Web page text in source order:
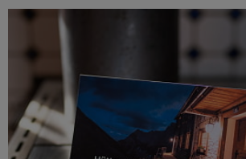
Aufbaukurs Klettern indoor (3 Termine)
München